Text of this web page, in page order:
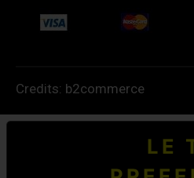
Credits: b2commerce
LE